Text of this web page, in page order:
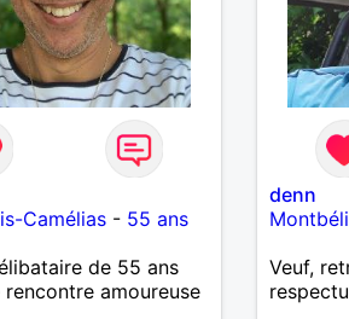
Camélias- 55 ans
de 55 ans
rencontre amoureuse
denn
Veuf,